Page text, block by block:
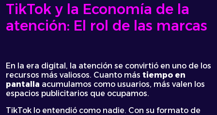
TikTok y la Economía de la
atención: El rol de las marcas
En la era digital, la atención se convirtió en uno de los
recursos más valiosos. Cuanto más tiempo en
pantalla acumulamos como usuarios, más valen los
espacios publicitarios que ocupamos.
TikTok lo entendió como nadie. Con su formato de